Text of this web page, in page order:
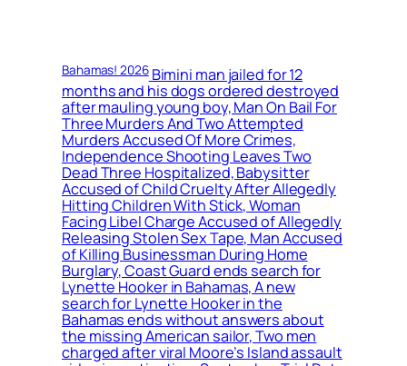
Bahamas! 2026Bimini man jailed for 12
months and his dogs ordered destroyed
after mauling young boy, Man On Bail For
Three Murders And Two Attempted
Murders Accused Of More Crimes,
Independence Shooting Leaves Two
Dead Three Hospitalized, Babysitter
Accused of Child Cruelty After Allegedly
Hitting Children With Stick, Woman
Facing Libel Charge Accused of Allegedly
Releasing Stolen Sex Tape, Man Accused
of Killing Businessman During Home
Burglary, Coast Guard ends search for
Lynette Hooker in Bahamas, A new
search for Lynette Hooker in the
Bahamas ends without answers about
the missing American sailor, Two men
charged after viral Moore’s Island assault